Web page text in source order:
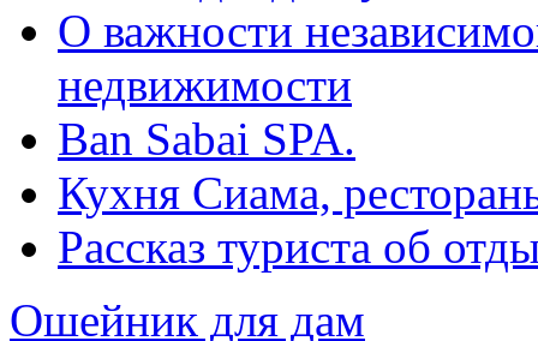
О важности
недвижимости
Ban Sabai SPA.
Кухня Сиама,
Рассказ туриста об
Oшейник для дам